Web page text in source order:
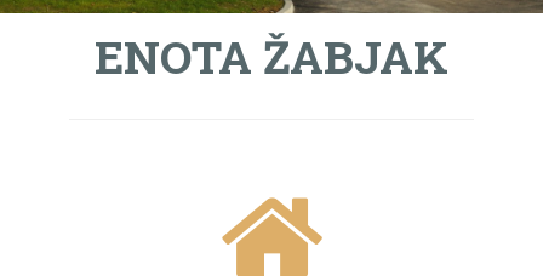
ENOTA ŽABJAK